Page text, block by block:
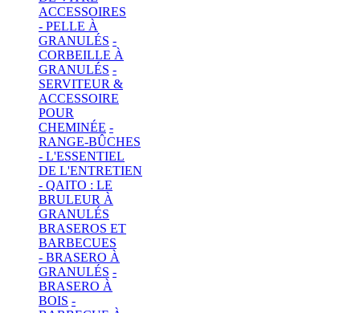
ACCESSOIRES
- PELLE À
GRANULÉS -
CORBEILLE À
GRANULÉS -
SERVITEUR &
ACCESSOIRE
POUR
CHEMINÉE -
RANGE-BÛCHES
- L'ESSENTIEL
DE L'ENTRETIEN
- QAITO : LE
BRULEUR À
GRANULÉS
BRASEROS ET
BARBECUES
- BRASERO À
GRANULÉS -
BRASERO À
BOIS -